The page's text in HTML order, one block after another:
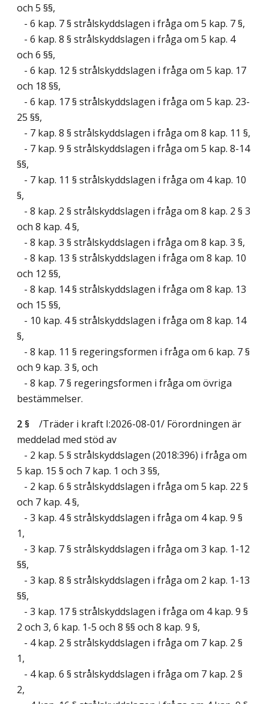
och 5 §§,
- 6 kap. 7 § strålskyddslagen i fråga om 5 kap. 7 §,
- 6 kap. 8 § strålskyddslagen i fråga om 5 kap. 4
och 6 §§,
- 6 kap. 12 § strålskyddslagen i fråga om 5 kap. 17
och 18 §§,
- 6 kap. 17 § strålskyddslagen i fråga om 5 kap. 23-
25 §§,
- 7 kap. 8 § strålskyddslagen i fråga om 8 kap. 11 §,
- 7 kap. 9 § strålskyddslagen i fråga om 5 kap. 8-14
§§,
- 7 kap. 11 § strålskyddslagen i fråga om 4 kap. 10
§,
- 8 kap. 2 § strålskyddslagen i fråga om 8 kap. 2 § 3
och 8 kap. 4 §,
- 8 kap. 3 § strålskyddslagen i fråga om 8 kap. 3 §,
- 8 kap. 13 § strålskyddslagen i fråga om 8 kap. 10
och 12 §§,
- 8 kap. 14 § strålskyddslagen i fråga om 8 kap. 13
och 15 §§,
- 10 kap. 4 § strålskyddslagen i fråga om 8 kap. 14
§,
- 8 kap. 11 § regeringsformen i fråga om 6 kap. 7 §
och 9 kap. 3 §, och
- 8 kap. 7 § regeringsformen i fråga om övriga
bestämmelser.
2 §
/Träder i kraft I:2026-08-01/ Förordningen är
meddelad med stöd av
- 2 kap. 5 § strålskyddslagen (2018:396) i fråga om
5 kap. 15 § och 7 kap. 1 och 3 §§,
- 2 kap. 6 § strålskyddslagen i fråga om 5 kap. 22 §
och 7 kap. 4 §,
- 3 kap. 4 § strålskyddslagen i fråga om 4 kap. 9 §
1,
- 3 kap. 7 § strålskyddslagen i fråga om 3 kap. 1-12
§§,
- 3 kap. 8 § strålskyddslagen i fråga om 2 kap. 1-13
§§,
- 3 kap. 17 § strålskyddslagen i fråga om 4 kap. 9 §
2 och 3, 6 kap. 1-5 och 8 §§ och 8 kap. 9 §,
- 4 kap. 2 § strålskyddslagen i fråga om 7 kap. 2 §
1,
- 4 kap. 6 § strålskyddslagen i fråga om 7 kap. 2 §
2,